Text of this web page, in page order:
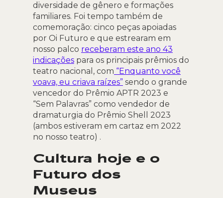
diversidade de gênero e formações
familiares. Foi tempo também de
comemoração: cinco peças apoiadas
por Oi Futuro e que estrearam em
nosso palco receberam este ano 43
indicações para os principais prêmios do
teatro nacional, com “Enquanto você
voava, eu criava raízes” sendo o grande
vencedor do Prêmio APTR 2023 e
“Sem Palavras” como vendedor de
dramaturgia do Prêmio Shell 2023
(ambos estiveram em cartaz em 2022
no nosso teatro) .
Cultura hoje e o
Futuro dos
Museus